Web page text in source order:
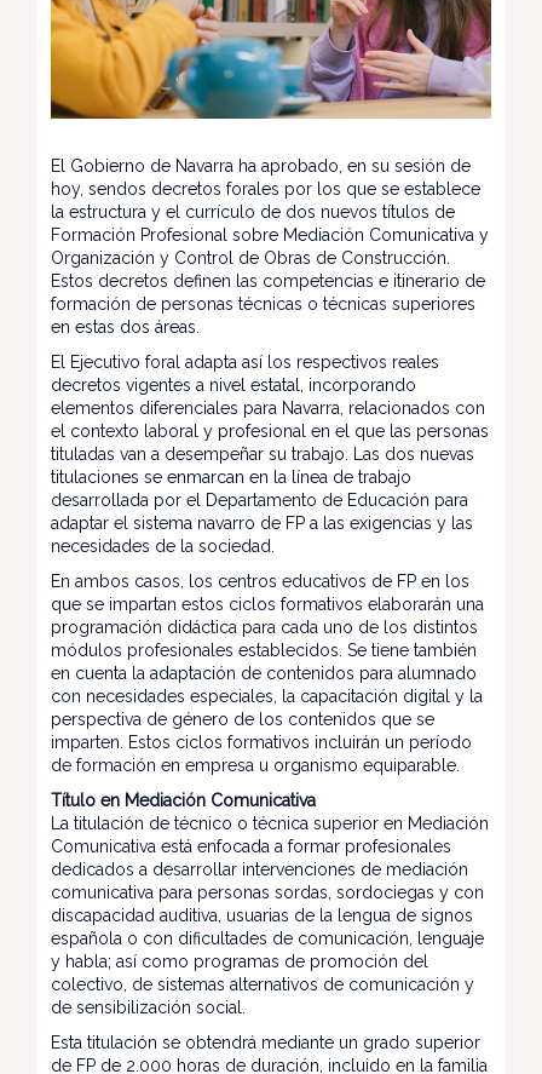
El Gobierno de Navarra ha aprobado, en su sesión de
hoy, sendos decretos forales por los que se establece
la estructura y el currículo de dos nuevos títulos de
Formación Profesional sobre Mediación Comunicativa y
Organización y Control de Obras de Construcción.
Estos decretos definen las competencias e itinerario de
formación de personas técnicas o técnicas superiores
en estas dos áreas.
El Ejecutivo foral adapta así los respectivos reales
decretos vigentes a nivel estatal, incorporando
elementos diferenciales para Navarra, relacionados con
el contexto laboral y profesional en el que las personas
tituladas van a desempeñar su trabajo. Las dos nuevas
titulaciones se enmarcan en la línea de trabajo
desarrollada por el Departamento de Educación para
adaptar el sistema navarro de FP a las exigencias y las
necesidades de la sociedad.
En ambos casos, los centros educativos de FP en los
que se impartan estos ciclos formativos elaborarán una
programación didáctica para cada uno de los distintos
módulos profesionales establecidos. Se tiene también
en cuenta la adaptación de contenidos para alumnado
con necesidades especiales, la capacitación digital y la
perspectiva de género de los contenidos que se
imparten. Estos ciclos formativos incluirán un período
de formación en empresa u organismo equiparable.
Título en Mediación Comunicativa
La titulación de técnico o técnica superior en Mediación
Comunicativa está enfocada a formar profesionales
dedicados a desarrollar intervenciones de mediación
comunicativa para personas sordas, sordociegas y con
discapacidad auditiva, usuarias de la lengua de signos
española o con dificultades de comunicación, lenguaje
y habla; así como programas de promoción del
colectivo, de sistemas alternativos de comunicación y
de sensibilización social.
Esta titulación se obtendrá mediante un grado superior
de FP de 2.000 horas de duración, incluido en la familia